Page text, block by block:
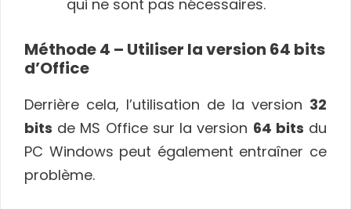
qui ne sont pas nécessaires.
Méthode 4 – Utiliser la version 64 bits
d’Office
Derrière cela, l’utilisation de la version 32
bits de MS Office sur la version 64 bits du
PC Windows peut également entraîner ce
problème.